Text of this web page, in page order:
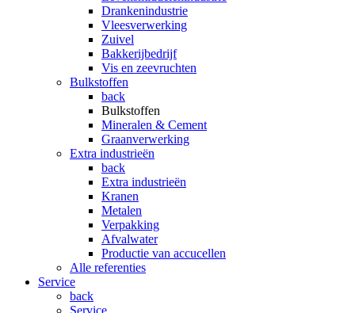
Drankenindustrie
Vleesverwerking
Zuivel
Bakkerijbedrijf
Vis en zeevruchten
Bulkstoffen
back
Bulkstoffen
Mineralen & Cement
Graanverwerking
Extra industrieën
back
Extra industrieën
Kranen
Metalen
Verpakking
Afvalwater
Productie van accucellen
Alle referenties
Service
back
Service